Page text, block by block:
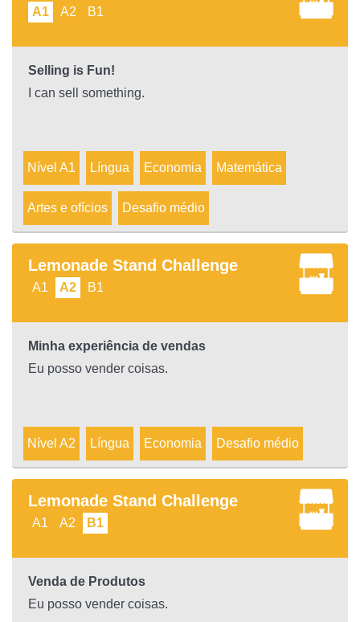
A1 A2 B1
Selling is Fun!
I can sell something.
Nível A1 Língua Economia Matemática
Artes e ofícios Desafio médio
Lemonade Stand Challenge
A1 A2 B1
Minha experiência de vendas
Eu posso vender coisas.
Nível A2 Língua Economia Desafio médio
Lemonade Stand Challenge
A1 A2 B1
Venda de Produtos
Eu posso vender coisas.